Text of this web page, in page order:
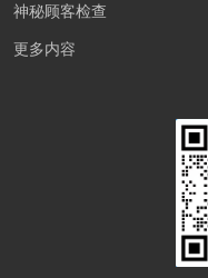
神秘顾客检查
更多内容